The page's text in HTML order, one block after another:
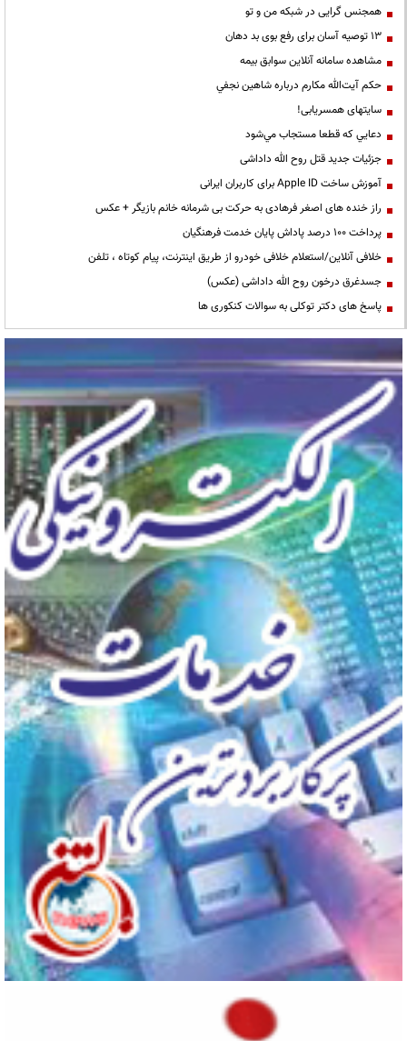
همجنس گرایی در شبکه من و تو
13 توصیه آسان برای رفع بوی بد دهان
مشاهده سامانه آنلاين سوابق بیمه
حكم آيت‌الله مكارم درباره شاهين نجفي
سایتهای همسریابی!
دعايي كه قطعا مستجاب مي‌شود
جزئیات جدید قتل روح الله داداشی
آموزش ساخت Apple ID برای کاربران ایرانی
راز خنده های اصغر فرهادی به حرکت بی شرمانه خانم بازیگر + عکس
پرداخت ۱۰۰ درصد پاداش پایان خدمت فرهنگیان
خلافی آنلاین/استعلام خلافی خودرو از طریق اینترنت، پیام کوتاه ، تلفن
جسدغرق درخون روح الله داداشی (عکس)
پاسخ های دکتر توکلی به سوالات کنکوری ها